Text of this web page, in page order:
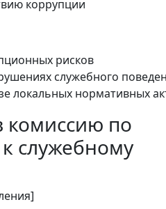
коррупции
рисков
служебного
локальных нормативных
комиссию по
служебному